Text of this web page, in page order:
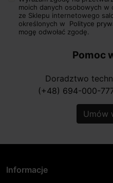
moich danych osobowych w
ze Sklepu internetowego
określonych w Polityce
mogę odwołać zgodę.
Pomoc
Doradztwo
(+48) 694-000-
Umów
Informacje